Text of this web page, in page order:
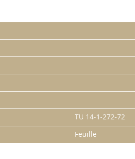
TU 14-1-272-72
Feuille